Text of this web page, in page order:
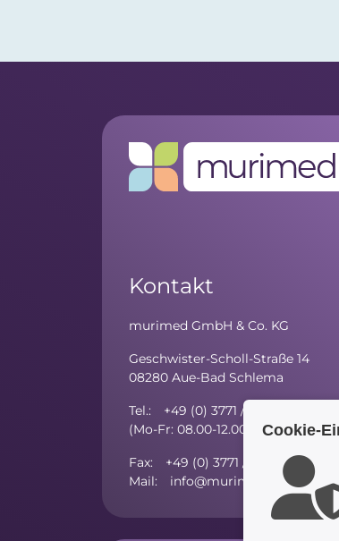
Kontakt
murimed GmbH & Co. KG
Geschwister-Scholl-Straße 14
08280 Aue-Bad Schlema
Tel.: +49 (0) 3771 / 59 81 - 10
(Mo-Fr: 08.00-12.00 Uhr; Mo/Di/
Fax: +49 (0) 3771 / 27 52 97 - 5
Mail: info@murimed.de
Cookie-